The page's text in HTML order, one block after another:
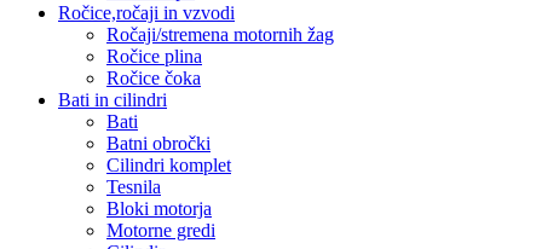
Ročice,ročaji in vzvodi
Ročaji/stremena motornih žag
Ročice plina
Ročice čoka
Bati in cilindri
Bati
Batni obročki
Cilindri komplet
Tesnila
Bloki motorja
Motorne gredi